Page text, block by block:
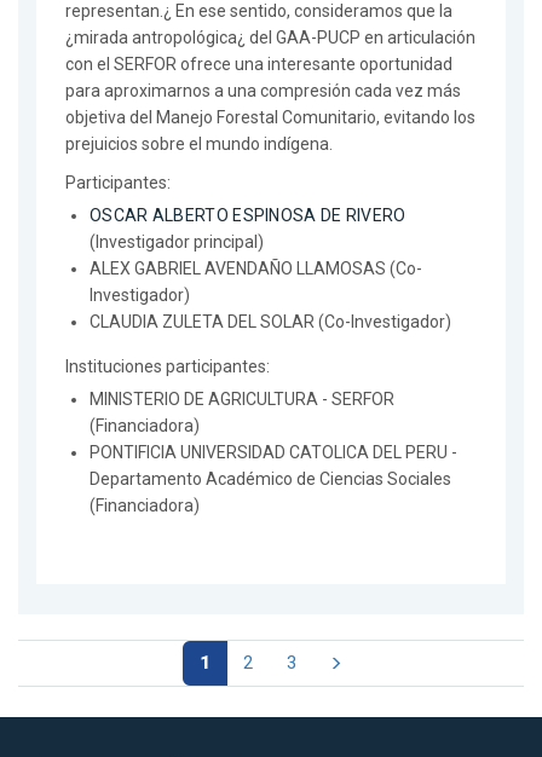
representan.¿ En ese sentido, consideramos que la
¿mirada antropológica¿ del GAA-PUCP en articulación
con el SERFOR ofrece una interesante oportunidad
para aproximarnos a una compresión cada vez más
objetiva del Manejo Forestal Comunitario, evitando los
prejuicios sobre el mundo indígena.
Participantes:
OSCAR ALBERTO ESPINOSA DE RIVERO
(Investigador principal)
ALEX GABRIEL AVENDAÑO LLAMOSAS (Co-
Investigador)
CLAUDIA ZULETA DEL SOLAR (Co-Investigador)
Instituciones participantes:
MINISTERIO DE AGRICULTURA - SERFOR
(Financiadora)
PONTIFICIA UNIVERSIDAD CATOLICA DEL PERU -
Departamento Académico de Ciencias Sociales
(Financiadora)
1 2 3